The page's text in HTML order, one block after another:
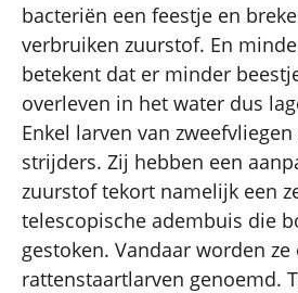
bacteriën een feestje en
verbruiken zuurstof. En
betekent dat er minder
overleven in het water dus
Enkel larven van
strijders. Zij hebben een
zuurstof tekort namelijk een
telescopische adembuis die
gestoken. Vandaar worden ze
rattenstaartlarven genoemd.